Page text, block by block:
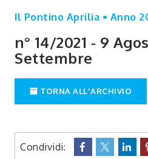
Il Pontino Aprilia • Anno
n° 14/2021 - 9
Settembre
TORNA ALL'ARCHIVIO
Condividi: